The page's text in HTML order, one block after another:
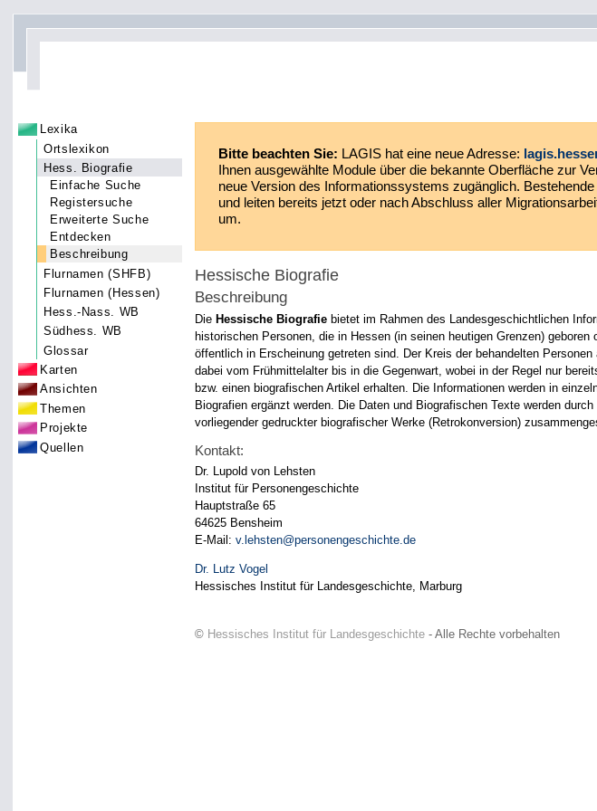
Lexika
Ortslexikon
Hess. Biografie
Einfache Suche
Registersuche
Erweiterte Suche
Entdecken
Beschreibung
Flurnamen (SHFB)
Flurnamen (Hessen)
Hess.-Nass. WB
Südhess. WB
Glossar
Karten
Ansichten
Themen
Projekte
Quellen
Bitte beachten Sie: LAGIS hat eine neue Adresse:
Ihnen ausgewählte Module über die bekannte Oberfläche zur
neue Version des Informationssystems zugänglich.
und leiten bereits jetzt oder nach Abschluss aller
um.
Hessische Biografie
Beschreibung
Die Hessische Biografiebietet im Rahmen des Landesgeschichtlichen
historischen Personen, die in Hessen (in seinen heutigen Grenzen)
öffentlich in Erscheinung getreten sind. Der Kreis der behandelten
dabei vom Frühmittelalter bis in die Gegenwart, wobei in der Regel nur
bzw. einen biografischen Artikel erhalten. Die Informationen werden in
Biografien ergänzt werden. Die Daten und Biografischen Texte werden
vorliegender gedruckter biografischer Werke (Retrokonversion)
Kontakt:
Dr. Lupold von Lehsten
Institut für Personengeschichte
Hauptstraße 65
64625 Bensheim
E-Mail: v.lehsten@personengeschichte.de
Dr. Lutz Vogel
Hessisches Institut für Landesgeschichte, Marburg
© Hessisches Institut für Landesgeschichte - Alle Rechte vorbehalten